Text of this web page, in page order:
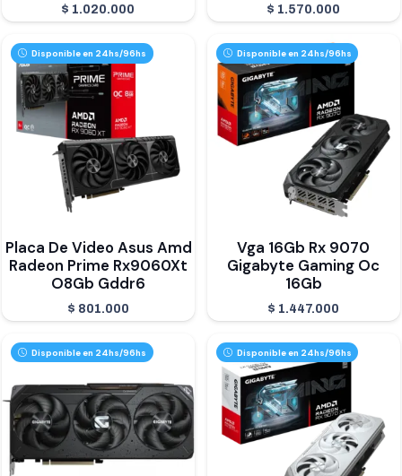
$ 1.020.000 $ 1.570.000
Disponible en 24hs/96hs
Placa De Video Asus Amd
Radeon Prime Rx9060Xt
O8Gb Gddr6
$ 801.000
Disponible en 24hs/96hs
Vga 16Gb Rx 9070
Gigabyte Gaming Oc
16Gb
$ 1.447.000
Disponible en 24hs/96hs Disponible en 24hs/96hs